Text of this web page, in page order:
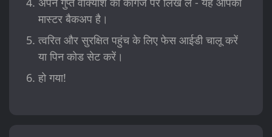
मास्टर बैकअप है।
त्वरित और सुरक्षित पहुंच के लिए फेस आईडी चालू करें
या पिन कोड सेट करें।
हो गया!